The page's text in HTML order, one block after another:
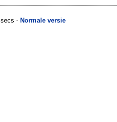
secs - Normale versie